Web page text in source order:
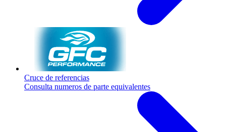
Cruce de referencias
Consulta numeros de parte equivalentes